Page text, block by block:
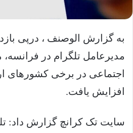
به گزارش الوصنف ، درپی
مدیرعامل تلگرام در
اجتماعی در برخی کشورهای
افزایش یافت.
سایت تک کرانچ گزارش داد: